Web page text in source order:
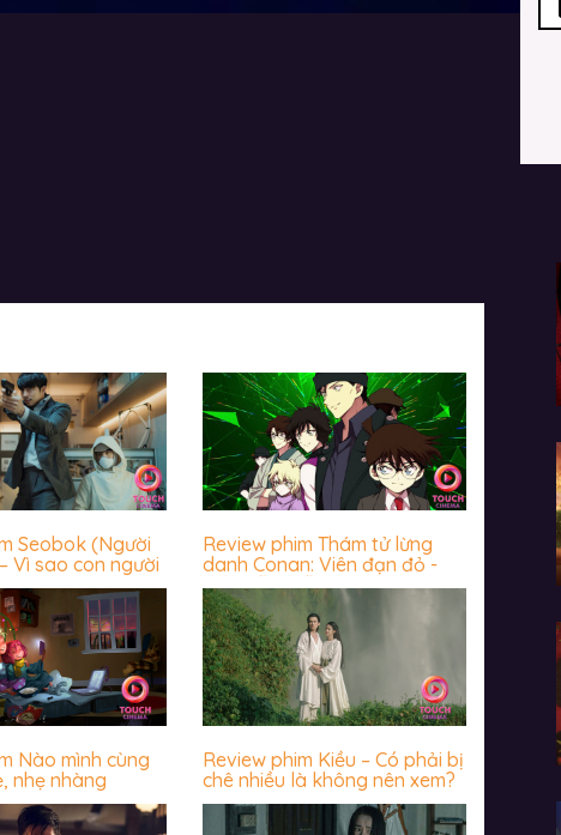
Seobok (Người
Vì sao con người
cái chết?
Review phim Thám tử lừng
danh Conan: Viên đạn đỏ -
Hấp dẫn miễn chê
Nào mình cùng
nhẹ nhàng
Review phim Kiều – Có phải bị
chê nhiều là không nên xem?